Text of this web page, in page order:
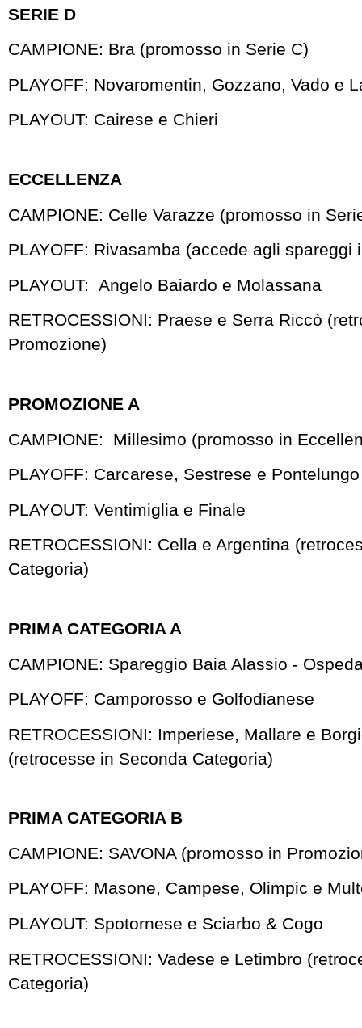
SERIE D
CAMPIONE: Bra (promosso in Serie C)
PLAYOFF: Novaromentin, Gozzano, Vado e
PLAYOUT: Cairese e Chieri
ECCELLENZA
CAMPIONE: Celle Varazze (promosso in
PLAYOFF: Rivasamba (accede agli spareggi
PLAYOUT: Angelo Baiardo e Molassana
RETROCESSIONI: Praese e Serra Riccò
Promozione)
PROMOZIONE A
CAMPIONE: Millesimo (promosso in
PLAYOFF: Carcarese, Sestrese e Pontelungo
PLAYOUT: Ventimiglia e Finale
RETROCESSIONI: Cella e Argentina
Categoria)
PRIMA CATEGORIA A
CAMPIONE: Spareggio Baia Alassio -
PLAYOFF: Camporosso e Golfodianese
RETROCESSIONI: Imperiese, Mallare e
(retrocesse in Seconda Categoria)
PRIMA CATEGORIA B
CAMPIONE: SAVONA (promosso in
PLAYOFF: Masone, Campese, Olimpic e
PLAYOUT: Spotornese e Sciarbo & Cogo
RETROCESSIONI: Vadese e Letimbro
Categoria)